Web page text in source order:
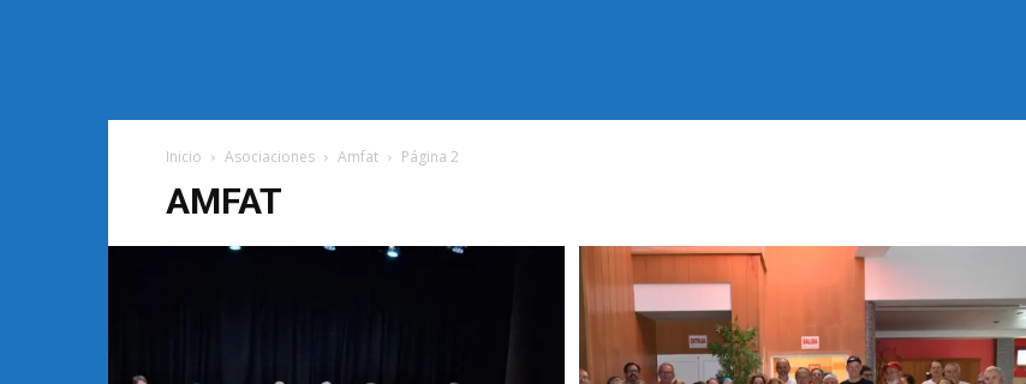
Inicio Asociaciones Amfat Página 2
AMFAT